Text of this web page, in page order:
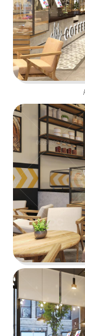
Dự án
ngày,